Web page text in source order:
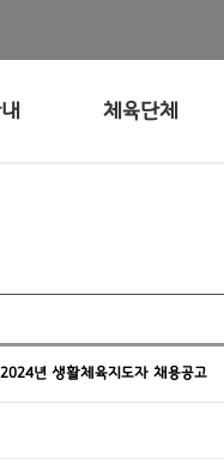
체육단체
년 생활체육지도자 채용공고